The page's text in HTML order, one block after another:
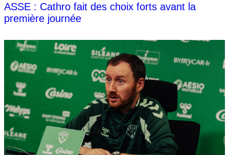
ASSE : Cathro fait des choix forts avant la
première journée